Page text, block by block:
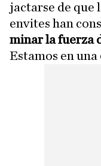
jactarse de que
envites han
minar la fuerza
Estamos en una